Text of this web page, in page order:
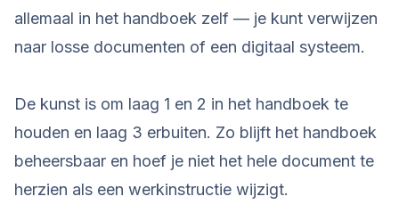
allemaal in het handboek zelf — je kunt verwijzen
naar losse documenten of een digitaal systeem.
De kunst is om laag 1 en 2 in het handboek te
houden en laag 3 erbuiten. Zo blijft het handboek
beheersbaar en hoef je niet het hele document te
herzien als een werkinstructie wijzigt.